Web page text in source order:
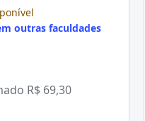
outras faculdades
R$ 69,30